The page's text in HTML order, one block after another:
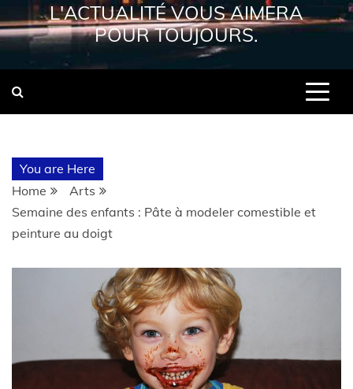
L'ACTUALITÉ VOUS AIMERA
POUR TOUJOURS.
You are Here
Home
Arts
Semaine des enfants : Pâte à modeler comestible et
peinture au doigt